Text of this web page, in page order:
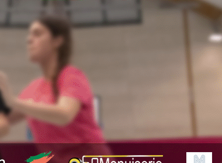
Exporter les lignes sélectionnées
Exporter toutes les colonnes
Exporter uniquement les colonnes affichées
Planning
Derniers Résultats
Résumé des matchs
?>
Images de la page d'accueil
Cliquez pour éditer